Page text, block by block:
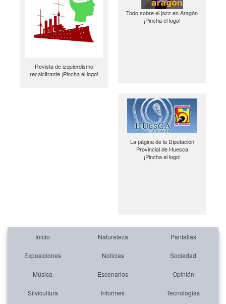
Revista de izquierdismo
recalcitrante ¡Pincha el logo!
Todo sobre el jazz en Aragón
¡Pincha el logo!
La página de la Diputación
Provincial de Huesca
¡Pincha el logo!
Inicio Naturaleza Pantallas
Exposiciones Noticias Sociedad
Música Escenarios Opinión
Silvicultura Informes Tecnologías